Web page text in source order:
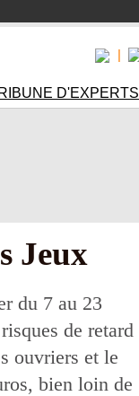
D'EXPERTS
Jeux
du 7 au 23
de retard
ouvriers et le
bien loin de